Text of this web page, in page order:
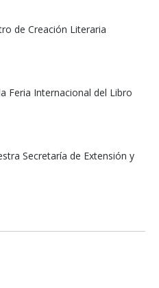
de Creación Literaria
Feria Internacional del Libro
Secretaría de Extensión y